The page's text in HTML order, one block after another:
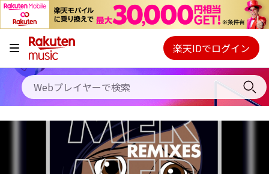
キャンペーン
料金プラン
使い方
初回30日間無料お試し
Webプレイヤー
ご契約内容の確認・変更
楽天IDでログイン